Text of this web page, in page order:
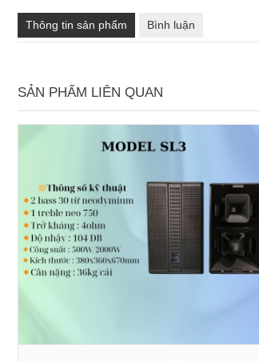
Thông tin sản phẩm Bình luận
SẢN PHẨM LIÊN QUAN